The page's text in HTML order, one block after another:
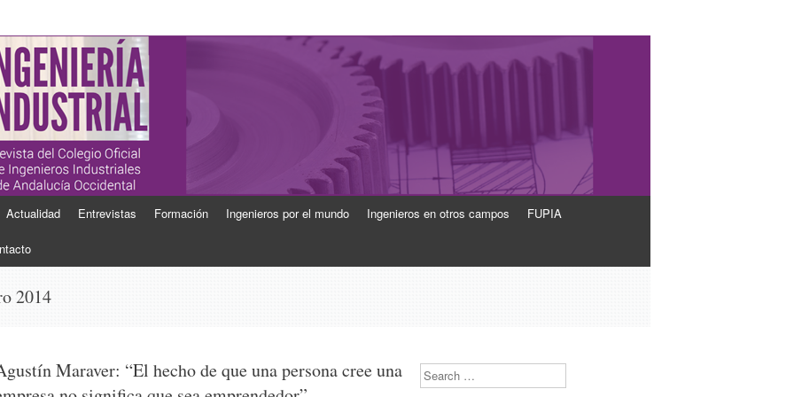
de Andalucía Occidental
Actualidad Entrevistas Formación Ingenieros por el mundo Ingenieros en otros campos FUPIA
2014
Maraver: “El hecho de que una persona cree una
Search